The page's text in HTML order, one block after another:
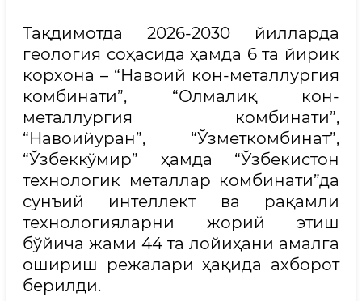
Тақдимотда 2026-2030 йилларда
геология соҳасида ҳамда 6 та йирик
корхона – “Навоий кон-металлургия
комбинати”, “Олмалиқ кон-
металлургия комбинати”,
“Навоийуран”, “Ўзметкомбинат”,
“Ўзбеккўмир” ҳамда “Ўзбекистон
технологик металлар комбинати”да
сунъий интеллект ва рақамли
технологияларни жорий этиш
бўйича жами 44 та лойиҳани амалга
ошириш режалари ҳақида ахборот
берилди.